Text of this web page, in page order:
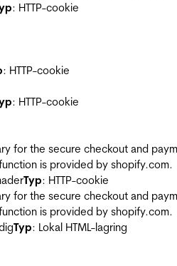
: HTTP-cookie
: HTTP-cookie
: HTTP-cookie
for the secure checkout and
is provided by shopify.com.
Typ: HTTP-cookie
for the secure checkout and
is provided by shopify.com.
Typ: Lokal HTML-lagring